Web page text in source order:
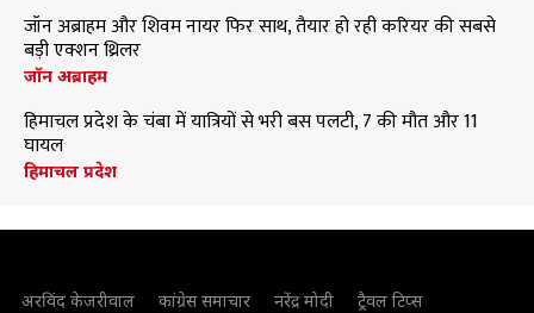
जॉन अब्राहम और शिवम नायर फिर साथ, तैयार हो रही करियर की सबसे
बड़ी एक्शन थ्रिलर
जॉन अब्राहम
हिमाचल प्रदेश के चंबा में यात्रियों से भरी बस पलटी, 7 की मौत और 11
घायल
हिमाचल प्रदेश
अरविंद केजरीवाल कांग्रेस समाचार नरेंद्र मोदी
ट्रैवल टिप्स